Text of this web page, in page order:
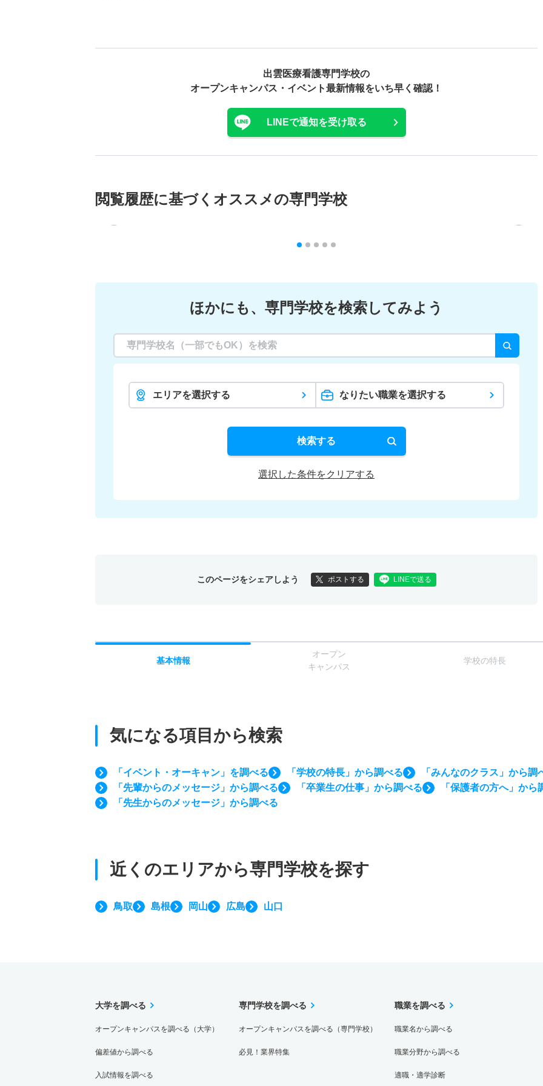
出雲医療看護専門学校の
オープンキャンパス・ イベント最新情報をいち早く確認！
LINEで通知を受け取る
閲覧履歴に基づく オススメの専門学校
ほかにも、 専門学校を検索してみよう
エリアを選択する なりたい職業を選択する
検索する
選択した条件をクリアする
このページをシェアしよう ポストする LINEで送る
基本情報
オープン
キャンパス
学校の特長
気になる項目から検索
「イベント・オーキャン」を調べる 「学校の特長」から調べる
「みんなのクラス」から調
「先輩からのメッセージ」から調べる
「卒業生の仕事」から調べる
「保護者の方へ」から
「先生からのメッセージ」から調べる
近くのエリアから専門学校を探す
鳥取 島根 岡山 広島 山口
大学を調べる
オープンキャンパスを調べる（大学）
偏差値から調べる
入試情報を調べる
専門学校を調べる
オープンキャンパスを調べる（専門学校）
必見！業界特集
職業を調べる
職業名から調べる
職業分野から調べる
適職・適学診断